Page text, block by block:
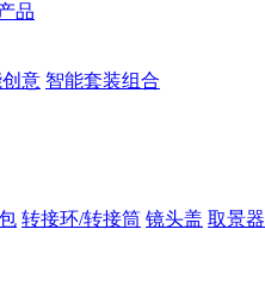
品
意 智能套装组合
转接环/转接筒 镜头盖 取景器